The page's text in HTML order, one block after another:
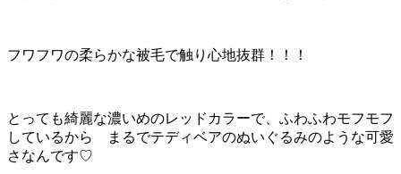
フワフワの柔らかな被毛で触り心地抜群！！！
とっても綺麗な濃いめのレッドカラーで、ふわふわモフモフ
しているから まるでテディベアのぬいぐるみのような可愛
さなんです♡